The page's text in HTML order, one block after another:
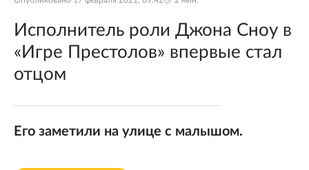
Исполнитель роли Джона Сноу в
«Игре Престолов» впервые стал
отцом
Его заметили на улице с малышом.